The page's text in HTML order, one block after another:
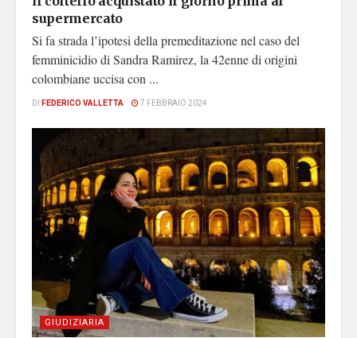
supermercato
Si fa strada l’ipotesi della premeditazione nel caso del
femminicidio di Sandra Ramirez, la 42enne di origini
colombiane uccisa con ...
DI FEDERICO VALLETTA 7 FEBBRAIO 2024
GIUDIZIARIA